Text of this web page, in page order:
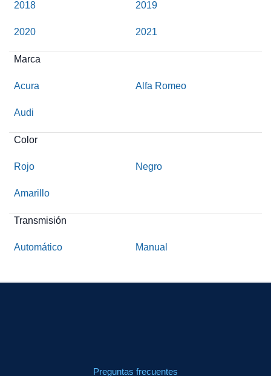
2018 2019
2020 2021
Marca
Acura Alfa Romeo
Audi
Color
Rojo Negro
Amarillo
Transmisión
Automático Manual
Preguntas frecuentes